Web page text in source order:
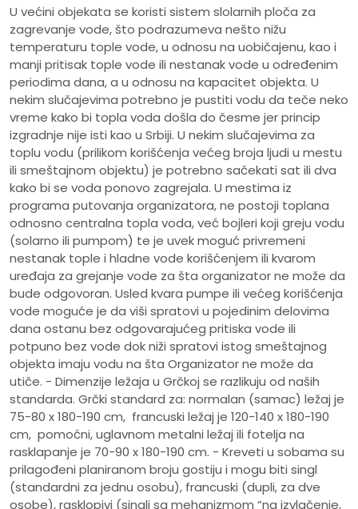
U većini objekata se koristi sistem slolarnih ploča za
zagrevanje vode, što podrazumeva nešto nižu
temperaturu tople vode, u odnosu na uobičajenu, kao i
manji pritisak tople vode ili nestanak vode u određenim
periodima dana, a u odnosu na kapacitet objekta. U
nekim slučajevima potrebno je pustiti vodu da teče neko
vreme kako bi topla voda došla do česme jer princip
izgradnje nije isti kao u Srbiji. U nekim slučajevima za
toplu vodu (prilikom korišćenja većeg broja ljudi u mestu
ili smeštajnom objektu) je potrebno sačekati sat ili dva
kako bi se voda ponovo zagrejala. U mestima iz
programa putovanja organizatora, ne postoji toplana
odnosno centralna topla voda, već bojleri koji greju vodu
(solarno ili pumpom) te je uvek moguć privremeni
nestanak tople i hladne vode korišćenjem ili kvarom
uređaja za grejanje vode za šta organizator ne može da
bude odgovoran. Usled kvara pumpe ili većeg korišćenja
vode moguće je da viši spratovi u pojedinim delovima
dana ostanu bez odgovarajućeg pritiska vode ili
potpuno bez vode dok niži spratovi istog smeštajnog
objekta imaju vodu na šta Organizator ne može da
utiče. - Dimenzije ležaja u Grčkoj se razlikuju od naših
standarda. Grčki standard za: normalan (samac) ležaj je
75-80 x 180-190 cm, francuski ležaj je 120-140 x 180-190
cm, pomoćni, uglavnom metalni ležaj ili fotelja na
rasklapanje je 70-90 x 180-190 cm. - Kreveti u sobama su
prilagođeni planiranom broju gostiju i mogu biti singl
(standardni za jednu osobu), francuski (dupli, za dve
osobe), rasklopivi (singli sa mehanizmom “na izvlačenje,